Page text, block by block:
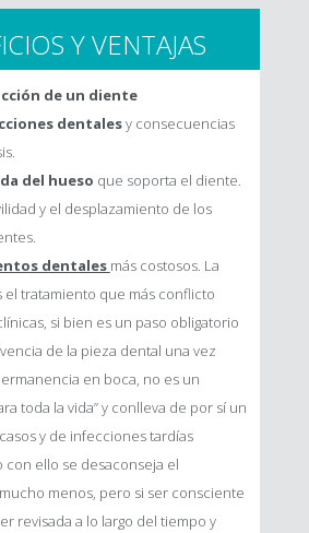
Y VENTAJAS
de un diente
dentalesy consecuencias
del hueso que soporta el diente.
y el desplazamiento de los
dentales más costosos. La
el tratamiento que más conflicto
si bien es un paso obligatorio
de la pieza dental una vez
en boca, no es un
toda la vida” y conlleva de por sí un
y de infecciones tardías
con ello se desaconseja el
menos, pero si ser consciente
revisada a lo largo del tiempo y